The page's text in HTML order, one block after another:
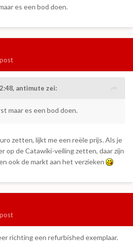
es een bod doen.
antimute zei:
maar es een bod doen.
zetten, lijkt me een reële prijs. Als je
op de Catawiki-veiling zetten, daar zijn
ook de markt aan het verzieken
richting een refurbished exemplaar.